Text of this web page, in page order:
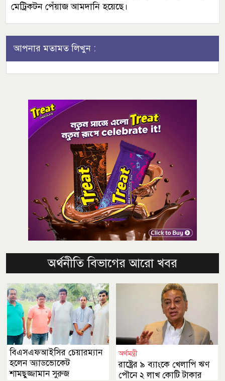
মেট্রিকটন পেঁয়াজ আমদানি হয়েছে।
আপনার মতামত লিখুন :
অর্থনীতি বিভাগের আরো খবর
বিএসএফআইসির চেয়ারম্যান
হলেন অ্যাডভোকেট
শামছুজ্জামান সুরুজ
অর্থমন্ত্রী
রাষ্ট্রের ৯ ব্যাংকে খেলাপি ঋণ
পৌনে ২ লাখ কোটি টাকার